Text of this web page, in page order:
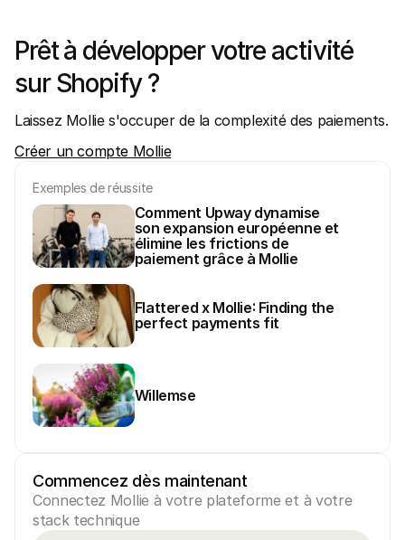
Prêt à développer votre activité
sur Shopify ?
Laissez Mollie s'occuper de la complexité des paiements.
Créer un compte Mollie
Exemples de réussite
Comment Upway dynamise
son expansion européenne et
élimine les frictions de
paiement grâce à Mollie
Flattered x Mollie: Finding the
perfect payments fit
Willemse
Commencez dès maintenant
Connectez Mollie à votre plateforme et à votre
stack technique